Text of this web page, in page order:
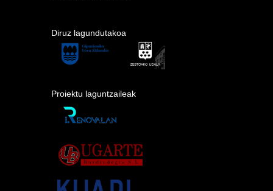
Diruz lagundutakoa
Proiektu laguntzaileak